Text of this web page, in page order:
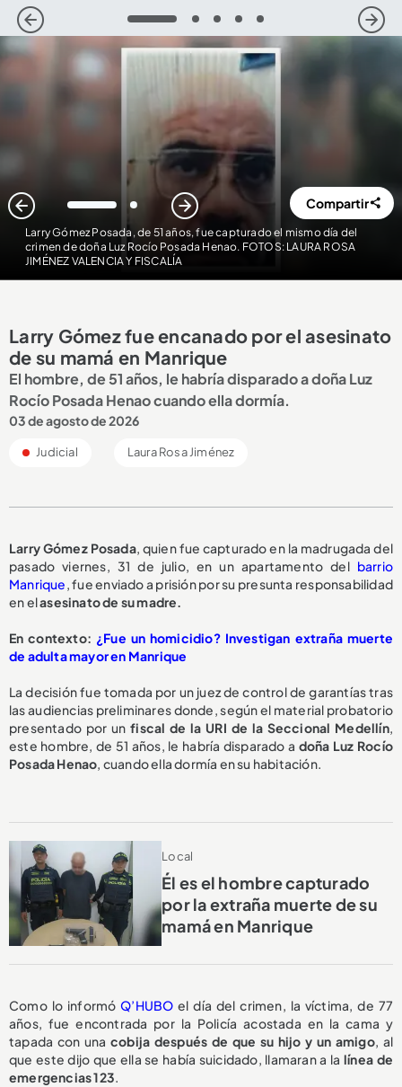
1 2 3 4 5
Larry Gómez Posada, de 51 años, fue capturado el mismo día del
crimen de doña Luz Rocío Posada Henao. FOTOS: LAURA ROSA
JIMÉNEZ VALENCIA Y FISCALÍA
1 2 Compartir
Larry Gómez fue encanado por el asesinato
de su mamá en Manrique
El hombre, de 51 años, le habría disparado a doña Luz
Rocío Posada Henao cuando ella dormía.
03 de agosto de 2026
Judicial Laura Rosa Jiménez
Larry Gómez Posada, quien fue capturado en la madrugada del
pasado viernes, 31 de julio, en un apartamento del barrio
Manrique, fue enviado a prisión por su presunta responsabilidad
en elasesinato de su madre.
En contexto: ¿Fue un homicidio? Investigan extraña muerte
de adulta mayor en Manrique
La decisión fue tomada por un juez de control de garantías tras
las audiencias preliminares donde, según el material probatorio
presentado por unfiscal de la URI de la Seccional Medellín,
este hombre, de 51 años, le habría disparado a doña Luz Rocío
Posada Henao, cuando ella dormía en su habitación.
Local
Él es el hombre capturado
por la extraña muerte de su
mamá en Manrique
Como lo informóQ’HUBO el día del crimen, la víctima, de 77
años, fue encontrada por la Policía acostada en la cama y
tapada con unacobija después de que su hijo y un amigo, al
que este dijo que ella se había suicidado, llamaran a lalínea de
emergencias 123.